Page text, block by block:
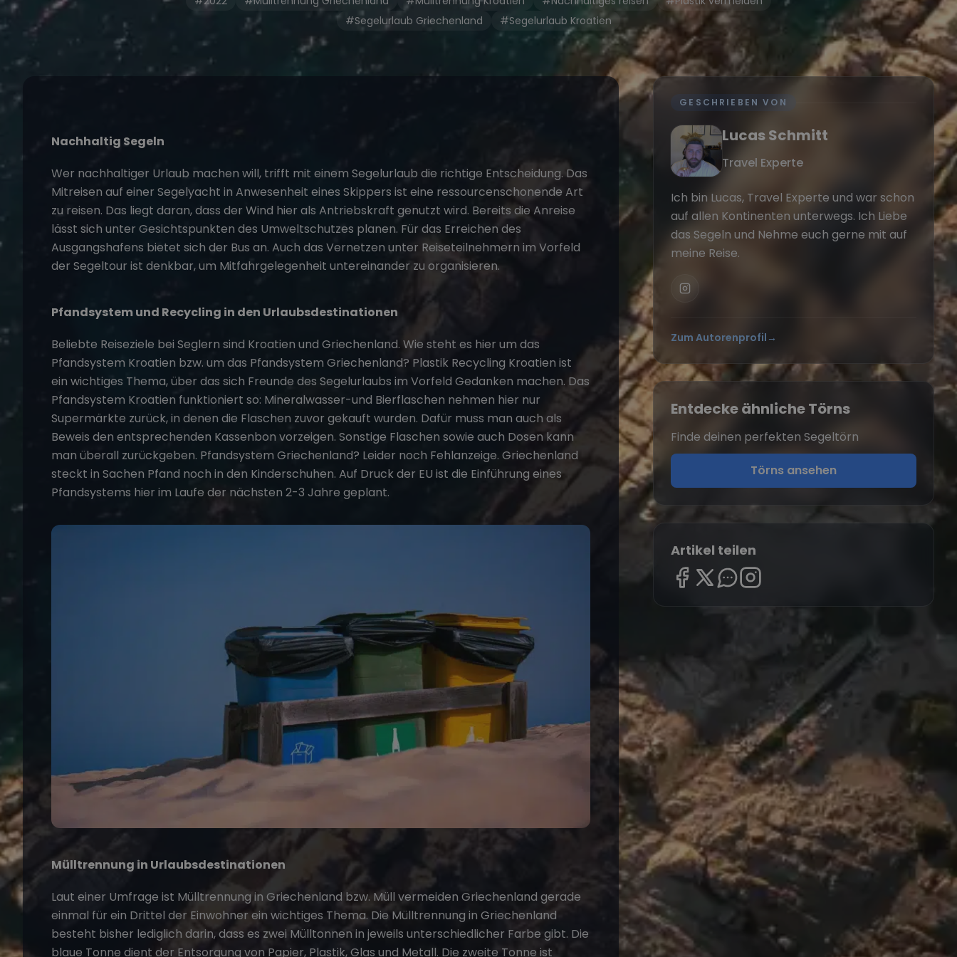
#Segelurlaub Griechenland
#Segelurlaub Kroatien
Nachhaltig Segeln
Wer nachhaltiger Urlaub machen will, trifft mit einem Segelurlaub die richtige Entscheidung. Das
Mitreisen auf einer Segelyacht in Anwesenheit eines Skippers ist eine ressourcenschonende Art
zu reisen. Das liegt daran, dass der Wind hier als Antriebskraft genutzt wird. Bereits die Anreise
lässt sich unter Gesichtspunkten des Umweltschutzes planen. Für das Erreichen des
Ausgangshafens bietet sich der Bus an. Auch das Vernetzen unter Reiseteilnehmern im Vorfeld
der Segeltour ist denkbar, um Mitfahrgelegenheit untereinander zu organisieren.
Pfandsystem und Recycling in den Urlaubsdestinationen
Beliebte Reiseziele bei Seglern sind Kroatien und Griechenland. Wie steht es hier um das
Pfandsystem Kroatien bzw. um das Pfandsystem Griechenland? Plastik Recycling Kroatien ist
ein wichtiges Thema, über das sich Freunde des Segelurlaubs im Vorfeld Gedanken machen. Das
Pfandsystem Kroatien funktioniert so: Mineralwasser-und Bierflaschen nehmen hier nur
Supermärkte zurück, in denen die Flaschen zuvor gekauft wurden. Dafür muss man auch als
Beweis den entsprechenden Kassenbon vorzeigen. Sonstige Flaschen sowie auch Dosen kann
man überall zurückgeben. Pfandsystem Griechenland? Leider noch Fehlanzeige. Griechenland
steckt in Sachen Pfand noch in den Kinderschuhen. Auf Druck der EU ist die Einführung eines
Pfandsystems hier im Laufe der nächsten 2-3 Jahre geplant.
Mülltrennung in Urlaubsdestinationen
Laut einer Umfrage ist Mülltrennung in Griechenland bzw. Müll vermeiden Griechenland gerade
einmal für ein Drittel der Einwohner ein wichtiges Thema. Die Mülltrennung in Griechenland
besteht bisher lediglich darin, dass es zwei Mülltonnen in jeweils unterschiedlicher Farbe gibt. Die
blaue Tonne dient der Entsorgung von Papier, Plastik, Glas und Metall. Die zweite Tonne ist
GESCHRIEBEN VON
Lucas Schmitt
Travel Experte
Ich bin Lucas, Travel Experte und war schon
auf allen Kontinenten unterwegs. Ich Liebe
das Segeln und Nehme euch gerne mit auf
meine Reise.
Zum Autorenprofil →
Entdecke ähnliche Törns
Finde deinen perfekten Segeltörn
Törns ansehen
Artikel teilen